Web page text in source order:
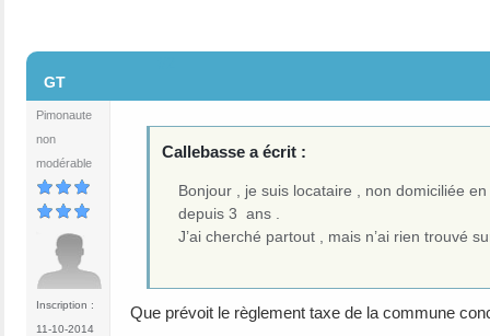
GT
Pimonaute
non
modérable
Inscription :
11-10-2014
Callebasse a écrit :
Bonjour , je suis locataire , non domiciliée
depuis 3 ans .
J’ai cherché partout , mais n’ai rien trouvé
Que prévoit le règlement taxe de la commune